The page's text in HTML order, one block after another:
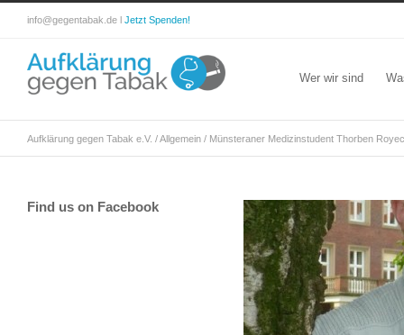
info@gegentabak.de l Jetzt Spenden!
Wer wir sind
Aufklärung gegen Tabak e.V. /Allgemein / Münsteraner Medizinstudent Thorben
Find us on Facebook